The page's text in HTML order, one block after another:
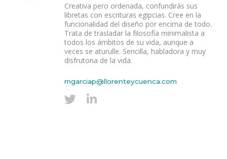
Creativa pero ordenada, confundirás sus
libretas con escrituras egipcias. Cree en la
funcionalidad del diseño por encima de todo.
Trata de trasladar la filosofía minimalista a
todos los ámbitos de su vida, aunque a
veces se aturulle. Sencilla, habladora y muy
disfrutona de la vida.
mgarciap@llorenteycuenca.com